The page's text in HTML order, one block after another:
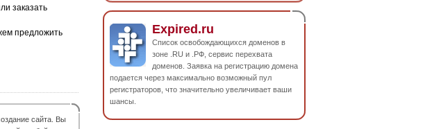
заказать
предложить
сайта. Вы
Expired.ru
Список освобождающихся доменов в
зоне .RU и .РФ, сервис перехвата
доменов. Заявка на регистрацию домена
подается через максимально возможный пул
регистраторов, что значительно увеличивает ваши
шансы.